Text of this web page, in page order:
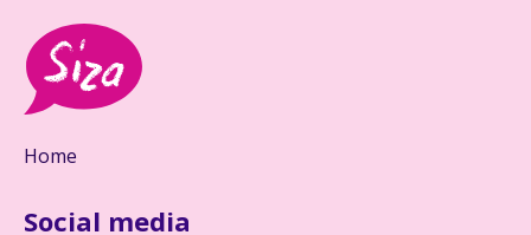
Home
Social media